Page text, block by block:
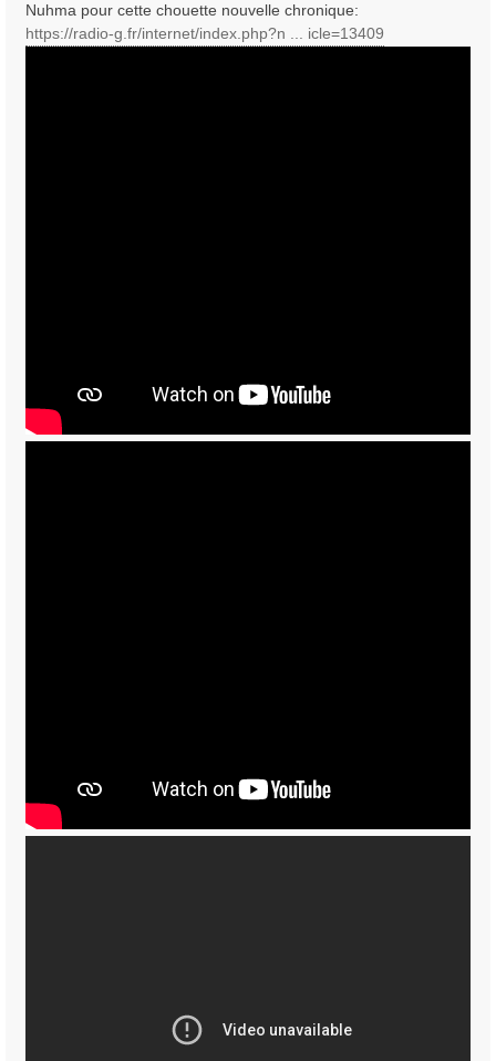
g
Nuhma pour cette chouette nouvelle chronique:
https://radio-g.fr/internet/index.php?n ... icle=13409